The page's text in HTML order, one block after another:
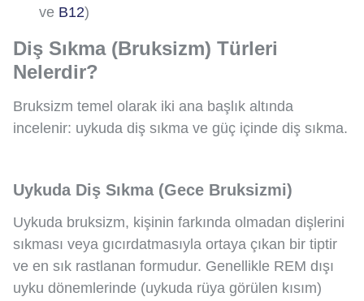
ve B12)
Diş Sıkma (Bruksizm) Türleri
Nelerdir?
Bruksizm temel olarak iki ana başlık altında
incelenir: uykuda diş sıkma ve güç içinde diş sıkma.
Uykuda Diş Sıkma (Gece Bruksizmi)
Uykuda bruksizm, kişinin farkında olmadan dişlerini
sıkması veya gıcırdatmasıyla ortaya çıkan bir tiptir
ve en sık rastlanan formudur. Genellikle REM dışı
uyku dönemlerinde (uykuda rüya görülen kısım)